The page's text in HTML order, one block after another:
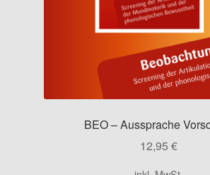
BEO – Aussprache
12,95 €